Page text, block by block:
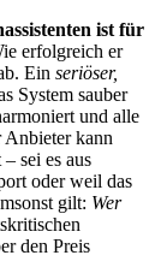
ist für
erfolgreich er
Ein seriöser,
System sauber
und alle
kann
sei es aus
oder weil das
gilt: Wer
den Preis